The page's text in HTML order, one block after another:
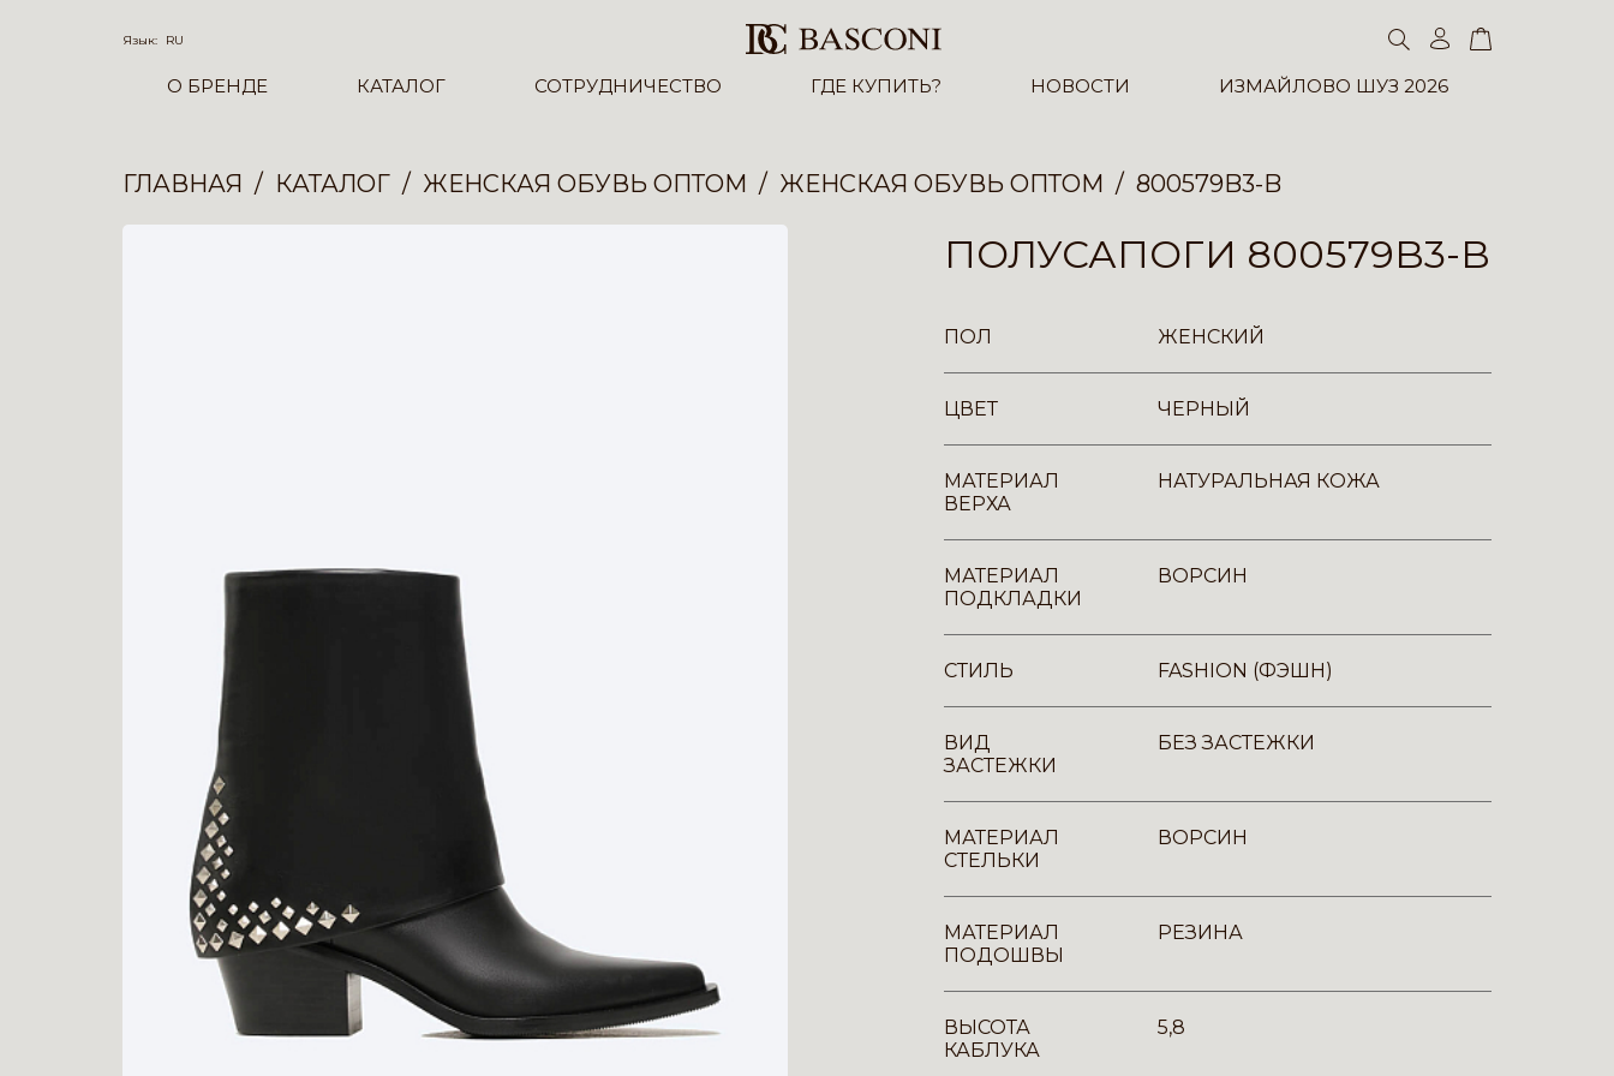
Язык: RU
О БРЕНДЕ КАТАЛОГ СОТРУДНИЧЕСТВО ГДЕ КУПИТЬ? НОВОСТИ ИЗМАЙЛОВО ШУЗ 2026
ГЛАВНАЯ КАТАЛОГ ЖЕНСКАЯ ОБУВЬ ОПТОМ ЖЕНСКАЯ ОБУВЬ ОПТОМ 800579B3-B
ПОЛУСАПОГИ 800579B3-B
ПОЛ ЖЕНСКИЙ
ЦВЕТ ЧЕРНЫЙ
МАТЕРИАЛ
ВЕРХА
НАТУРАЛЬНАЯ КОЖА
МАТЕРИАЛ
ПОДКЛАДКИ
ВОРСИН
СТИЛЬ FASHION (ФЭШН)
ВИД
ЗАСТЕЖКИ
БЕЗ ЗАСТЕЖКИ
МАТЕРИАЛ
СТЕЛЬКИ
ВОРСИН
МАТЕРИАЛ
ПОДОШВЫ
РЕЗИНА
ВЫСОТА
КАБЛУКА
5,8